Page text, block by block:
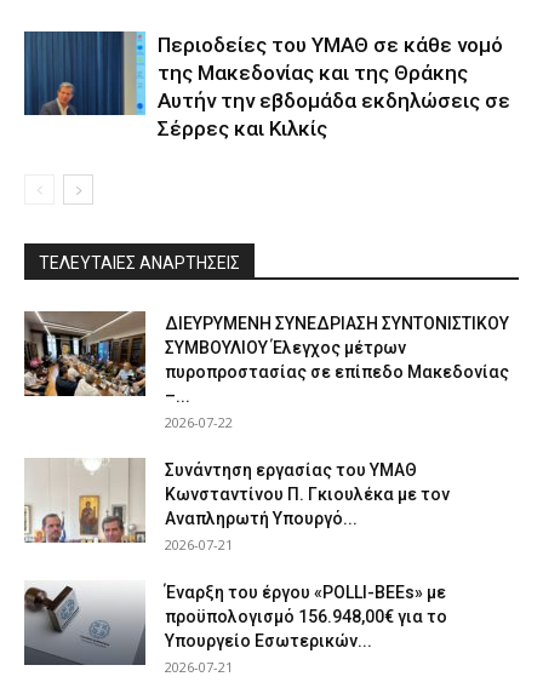
Περιοδείες του ΥΜΑΘ σε κάθε νομό
της Μακεδονίας και της Θράκης
Αυτήν την εβδομάδα εκδηλώσεις σε
Σέρρες και Κιλκίς
ΤΕΛΕΥΤΑΙΕΣ ΑΝΑΡΤΗΣΕΙΣ
ΔΙΕΥΡΥΜΕΝΗ ΣΥΝΕΔΡΙΑΣΗ ΣΥΝΤΟΝΙΣΤΙΚΟΥ
ΣΥΜΒΟΥΛΙΟΥ Έλεγχος μέτρων
πυροπροστασίας σε επίπεδο Μακεδονίας
–...
2026-07-22
Συνάντηση εργασίας του ΥΜΑΘ
Κωνσταντίνου Π. Γκιουλέκα με τον
Αναπληρωτή Υπουργό...
2026-07-21
Έναρξη του έργου «POLLI-BEEs» με
προϋπολογισμό 156.948,00€ για το
Υπουργείο Εσωτερικών...
2026-07-21